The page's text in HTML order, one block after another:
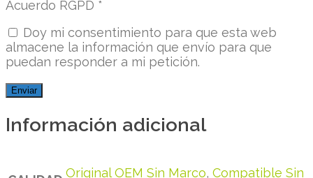
Acuerdo RGPD *
Doy mi consentimiento para que esta web
almacene la información que envío para que
puedan responder a mi petición.
Información adicional
Original OEM Sin Marco, Compatible Sin